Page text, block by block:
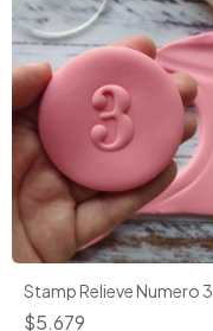
Stamp Relieve Numero 3
$5.679